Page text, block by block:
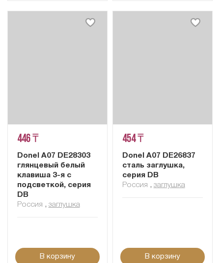
446 ₸
Donel A07 DE28303
глянцевый белый
клавиша 3-я с
подсветкой, серия
DB
Россия , заглушка
В корзину
454 ₸
Donel A07 DE26837
сталь заглушка,
серия DB
Россия , заглушка
В корзину